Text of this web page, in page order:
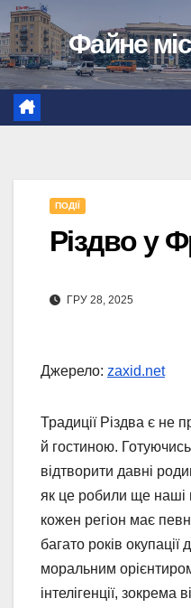
Перейти
до
вмісту
Файне
ПОДІЇ
Різдво у
ГРУ 28, 2025
Джерело: zaxid.net
Традиції Різдва є не
й гостиною. Готуючись
відтворити давні
як це робили ще
кожен регіон має
багато років окупації
моральним
інтелігенції, зокрема